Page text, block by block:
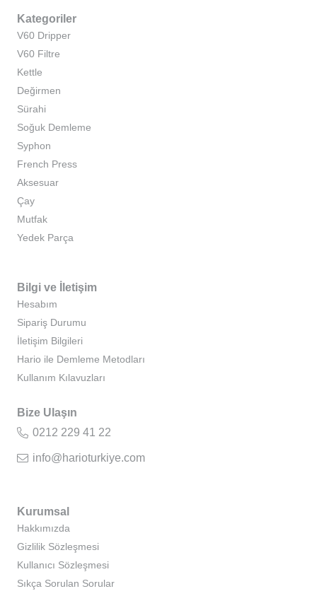
Kategoriler
V60 Dripper
V60 Filtre
Kettle
Değirmen
Sürahi
Soğuk Demleme
Syphon
French Press
Aksesuar
Çay
Mutfak
Yedek Parça
Bilgi ve İletişim
Hesabım
Sipariş Durumu
İletişim Bilgileri
Hario ile Demleme Metodları
Kullanım Kılavuzları
Bize Ulaşın
0212 229 41 22
info@harioturkiye.com
Kurumsal
Hakkımızda
Gizlilik Sözleşmesi
Kullanıcı Sözleşmesi
Sıkça Sorulan Sorular